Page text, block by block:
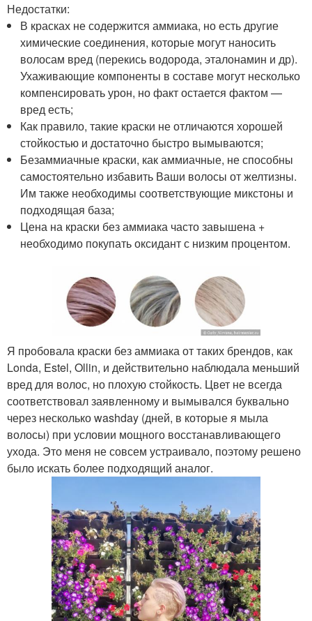
Недостатки:
В красках не содержится аммиака, но есть другие
химические соединения, которые могут наносить
волосам вред (перекись водорода, эталонамин и др).
Ухаживающие компоненты в составе могут несколько
компенсировать урон, но факт остается фактом —
вред есть;
Как правило, такие краски не отличаются хорошей
стойкостью и достаточно быстро вымываются;
Безаммиачные краски, как аммиачные, не способны
самостоятельно избавить Ваши волосы от желтизны.
Им также необходимы соответствующие микстоны и
подходящая база;
Цена на краски без аммиака часто завышена +
необходимо покупать оксидант с низким процентом.
Я пробовала краски без аммиака от таких брендов, как
Londa, Estel, Ollin, и действительно наблюдала меньший
вред для волос, но плохую стойкость. Цвет не всегда
соответствовал заявленному и вымывался буквально
через несколько washday (дней, в которые я мыла
волосы) при условии мощного восстанавливающего
ухода. Это меня не совсем устраивало, поэтому решено
было искать более подходящий аналог.